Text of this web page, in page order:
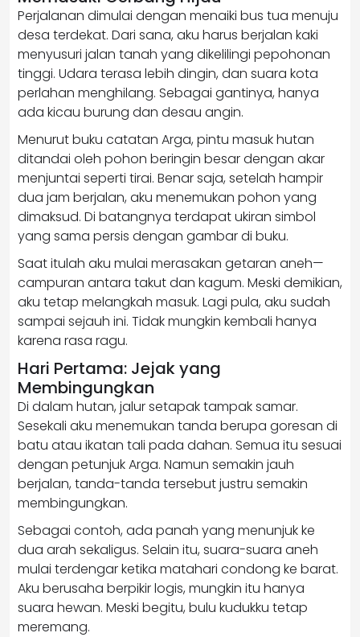
Perjalanan dimulai dengan menaiki bus tua menuju
desa terdekat. Dari sana, aku harus berjalan kaki
menyusuri jalan tanah yang dikelilingi pepohonan
tinggi. Udara terasa lebih dingin, dan suara kota
perlahan menghilang. Sebagai gantinya, hanya
ada kicau burung dan desau angin.
Menurut buku catatan Arga, pintu masuk hutan
ditandai oleh pohon beringin besar dengan akar
menjuntai seperti tirai. Benar saja, setelah hampir
dua jam berjalan, aku menemukan pohon yang
dimaksud. Di batangnya terdapat ukiran simbol
yang sama persis dengan gambar di buku.
Saat itulah aku mulai merasakan getaran aneh—
campuran antara takut dan kagum. Meski demikian,
aku tetap melangkah masuk. Lagi pula, aku sudah
sampai sejauh ini. Tidak mungkin kembali hanya
karena rasa ragu.
Hari Pertama: Jejak yang
Membingungkan
Di dalam hutan, jalur setapak tampak samar.
Sesekali aku menemukan tanda berupa goresan di
batu atau ikatan tali pada dahan. Semua itu sesuai
dengan petunjuk Arga. Namun semakin jauh
berjalan, tanda-tanda tersebut justru semakin
membingungkan.
Sebagai contoh, ada panah yang menunjuk ke
dua arah sekaligus. Selain itu, suara-suara aneh
mulai terdengar ketika matahari condong ke barat.
Aku berusaha berpikir logis, mungkin itu hanya
suara hewan. Meski begitu, bulu kudukku tetap
meremang.